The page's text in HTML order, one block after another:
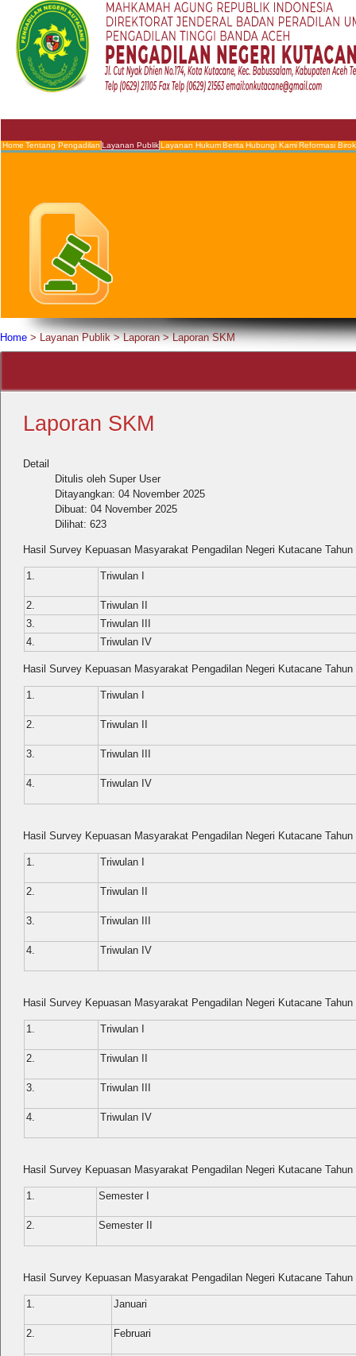
Home Tentang Pengadilan Layanan PublikLayanan HukumBerita Hubungi KamiReformasi
Home > Layanan Publik>Laporan>Laporan SKM
Laporan SKM
Detail
Ditulis oleh Super User
Ditayangkan: 04 November 2025
Dibuat: 04 November 2025
Dilihat: 623
Hasil Survey Kepuasan Masyarakat Pengadilan Negeri Kutacane Tahun
1. Triwulan I
2.
Triwulan II
3.
Triwulan III
4.
Triwulan IV
Hasil Survey Kepuasan Masyarakat Pengadilan Negeri Kutacane Tahun
1. Triwulan I
2. Triwulan II
3. Triwulan III
4. Triwulan IV
Hasil Survey Kepuasan Masyarakat Pengadilan Negeri Kutacane Tahun
1. Triwulan I
2. Triwulan II
3. Triwulan III
4. Triwulan IV
Hasil Survey Kepuasan Masyarakat Pengadilan Negeri Kutacane Tahun
1. Triwulan I
2. Triwulan II
3. Triwulan III
4. Triwulan IV
Hasil Survey Kepuasan Masyarakat Pengadilan Negeri Kutacane Tahun
1. Semester I
2. Semester II
Hasil Survey Kepuasan Masyarakat Pengadilan Negeri Kutacane Tahun
1. Januari
2. Februari